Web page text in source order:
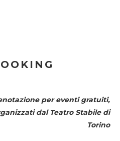
per eventi gratuiti,
dal Teatro Stabile di
Torino